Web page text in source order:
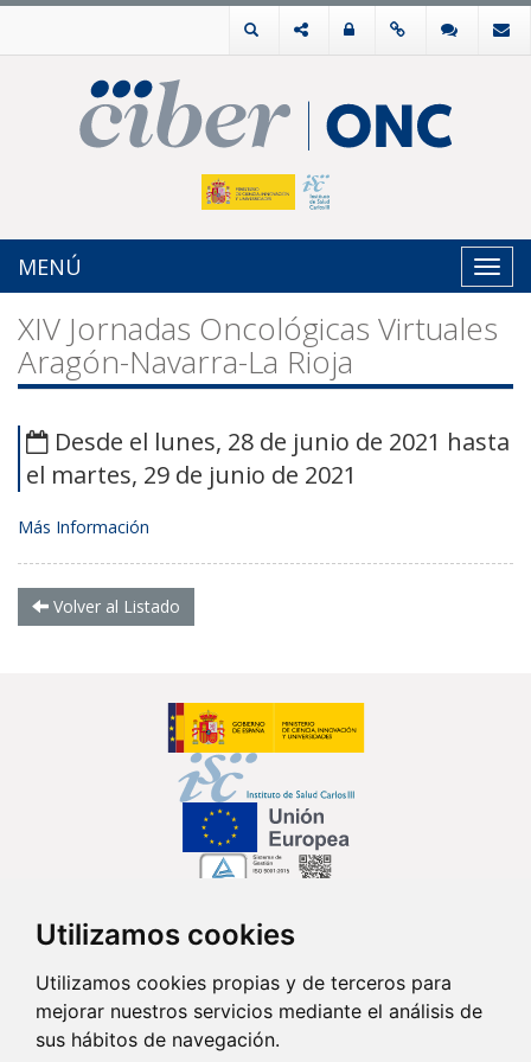
Utilizamos cookies
Utilizamos cookies propias y de terceros para
mejorar nuestros servicios mediante el análisis de
sus hábitos de navegación.
MENÚ
XIV Jornadas Oncológicas Virtuales
Aragón-Navarra-La Rioja
Desde el lunes, 28 de junio de 2021 hasta
el martes, 29 de junio de 2021
Más Información
Volver al Listado
Síguenos en...
Contacto